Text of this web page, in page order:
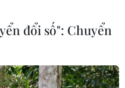
đổi số": Chuyển